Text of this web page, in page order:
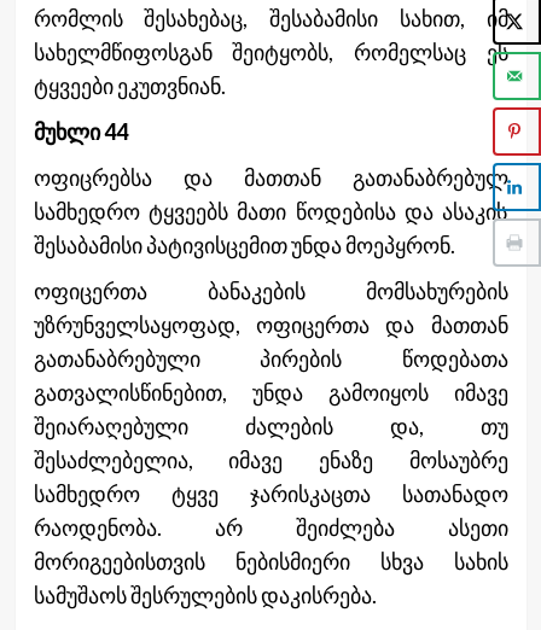
რომლის შესახებაც, შესაბამისი სახით, იმ
სახელმწიფოსგან შეიტყობს, რომელსაც ეს
ტყვეები ეკუთვნიან.
მუხლი 44
ოფიცრებსა და მათთან გათანაბრებულ
სამხედრო ტყვეებს მათი წოდებისა და ასაკის
შესაბამისი პატივისცემით უნდა მოეპყრონ.
ოფიცერთა ბანაკების მომსახურების
უზრუნველსაყოფად, ოფიცერთა და მათთან
გათანაბრებული პირების წოდებათა
გათვალისწინებით, უნდა გამოიყოს იმავე
შეიარაღებული ძალების და, თუ
შესაძლებელია, იმავე ენაზე მოსაუბრე
სამხედრო ტყვე ჯარისკაცთა სათანადო
რაოდენობა. არ შეიძლება ასეთი
მორიგეებისთვის ნებისმიერი სხვა სახის
სამუშაოს შესრულების დაკისრება.